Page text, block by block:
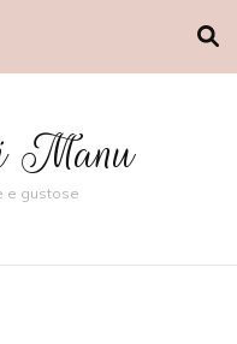
Manu
e gustose